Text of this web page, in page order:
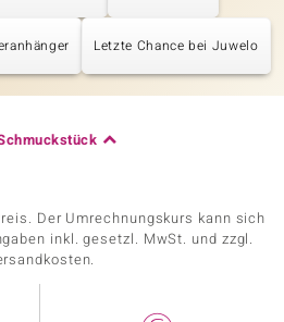
Letzte Chance bei Juwelo
Der Umrechnungskurs kann sich
inkl. gesetzl. MwSt. und zzgl.